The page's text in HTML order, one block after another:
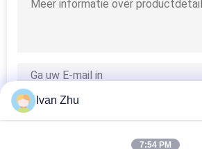
Ivan Zhu
7:54 PM